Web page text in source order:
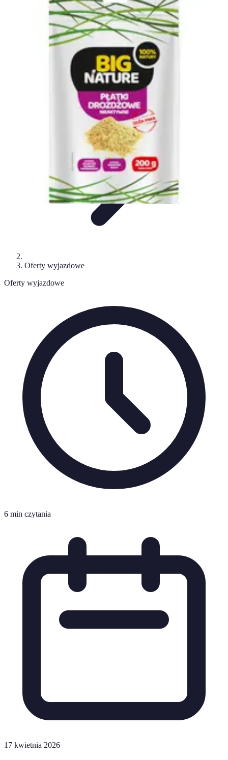
Oferty Wyjazdowe
Zdrowe wakacjeRodzinne WakacjeAktywne WakacjeRodzinne
Wakacyjne Kierunki
Oferty Wyjazdowe
Oferty wyjazdowe
Oferty wyjazdowe
6 min czytania
17 kwietnia 2026